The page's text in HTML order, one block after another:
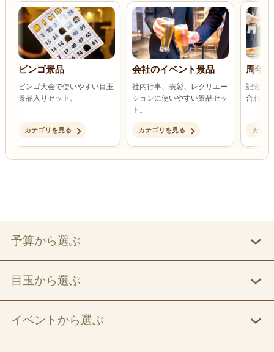
ビンゴ景品
ビンゴ大会で使いやすい目玉
景品入りセット。
カテゴリを見る
会社のイベント景品
社内行事、表彰、レクリエー
ションに使いやすい景品セッ
ト。
カテゴリを見る
周年
記念行
合わせ
カテゴ
予算から選ぶ
目玉から選ぶ
イベントから選ぶ